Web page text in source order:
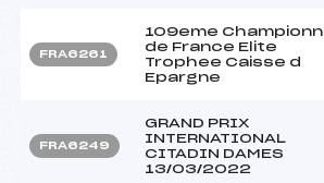
FRA6261
109eme
de France Elite
Trophee Caisse d
Epargne
FRA6249
GRAND PRIX
INTERNATIONAL
CITADIN DAMES
13/03/2022